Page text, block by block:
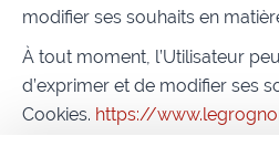
modifier ses souhaits en
À tout moment, l’Utilisateur
d’exprimer et de modifier ses
Cookies. https://Addresse :